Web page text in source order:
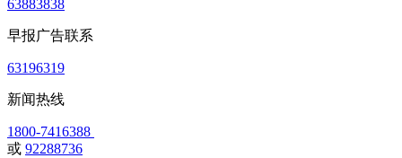
63883838
早报广告联系
63196319
新闻热线
1800-7416388
或 92288736